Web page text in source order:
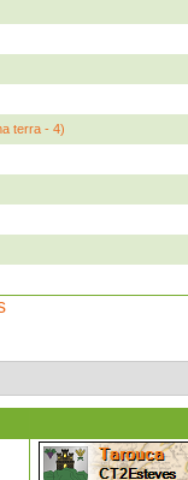
terra - 4)